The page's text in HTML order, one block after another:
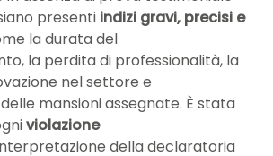
presenti indizi gravi, precisi e
la durata del
la perdita di professionalità, la
nel settore e
mansioni assegnate. È stata
violazione
della declaratoria